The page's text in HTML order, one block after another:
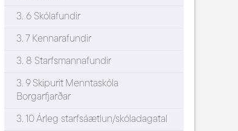
3. 6 Skólafundir
3. 7 Kennarafundir
3. 8 Starfsmannafundir
3. 9 Skipurit Menntaskóla
Borgarfjarðar
3. 10 Árleg starfsáætlun/skóladagatal